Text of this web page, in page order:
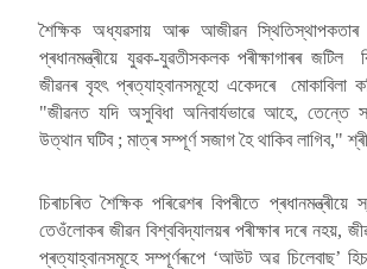
শৈক্ষিক অধ্যৱসায় আৰু আজীৱন স্থিতিস্থাপকতাৰ
প্ৰধানমন্ত্ৰীয়ে যুৱক-যুৱতীসকলক পৰীক্ষাগাৰৰ জটিল
জীৱনৰ বৃহৎ প্ৰত্যাহ্বানসমূহো একেদৰে মোকাবিলা
"জীৱনত যদি অসুবিধা অনিবাৰ্যভাৱে আহে, তেন্তে
উত্থান ঘটিব ; মাত্ৰ সম্পূৰ্ণ সজাগ হৈ থাকিব লাগিব,"
চিৰাচৰিত শৈক্ষিক পৰিৱেশৰ বিপৰীতে
তেওঁলোকৰ জীৱন বিশ্ববিদ্যালয়ৰ পৰীক্ষাৰ দৰে নহয়,
প্ৰত্যাহ্বানসমূহে সম্পূৰ্ণৰূপে ‘আউট অৱ চিলেবাছ’